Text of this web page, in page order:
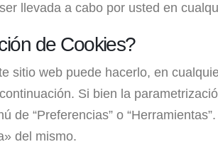
llevada a cabo por usted en
de Cookies?
sitio web puede hacerlo, en
Si bien la
de “Preferencias” o
del mismo.